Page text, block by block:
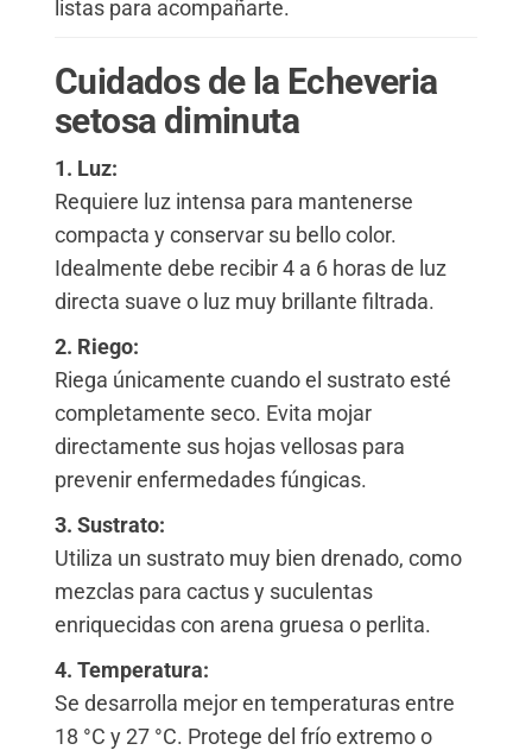
listas para acompañarte.
Cuidados de la Echeveria
setosa diminuta
1. Luz:
Requiere luz intensa para mantenerse
compacta y conservar su bello color.
Idealmente debe recibir 4 a 6 horas de luz
directa suave o luz muy brillante filtrada.
2. Riego:
Riega únicamente cuando el sustrato esté
completamente seco. Evita mojar
directamente sus hojas vellosas para
prevenir enfermedades fúngicas.
3. Sustrato:
Utiliza un sustrato muy bien drenado, como
mezclas para cactus y suculentas
enriquecidas con arena gruesa o perlita.
4. Temperatura:
Se desarrolla mejor en temperaturas entre
18 °C y 27 °C. Protege del frío extremo o